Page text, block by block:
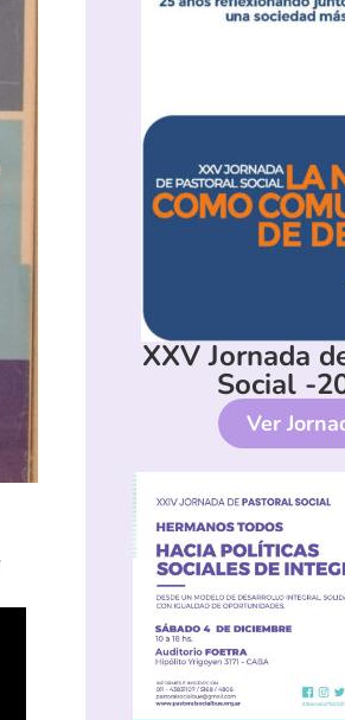
XXV Jornada
Social -
Ver